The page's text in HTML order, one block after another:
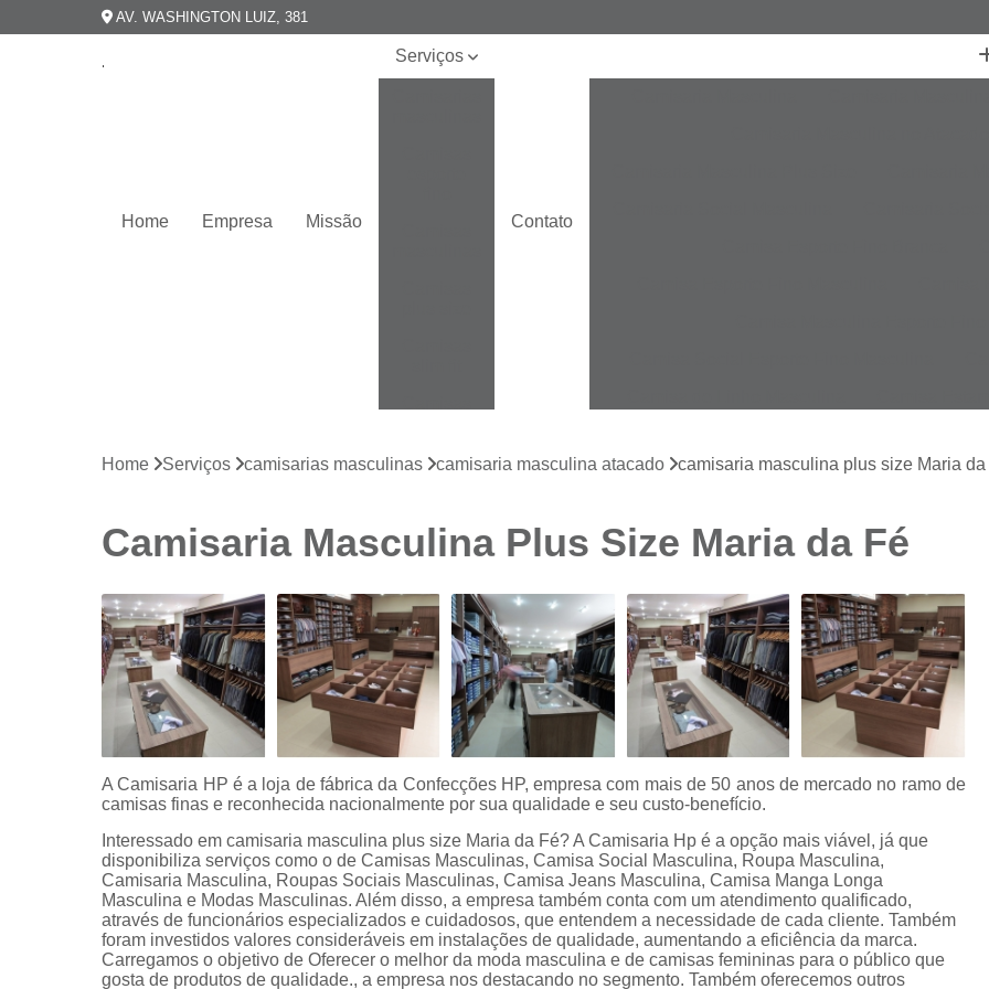
AV. WASHINGTON LUIZ, 381
Home Empresa Missão
Serviços
Camisas
branca
preço
Camisas
sociais
listradas
Camisas
sociais
curta
Camisas
sociais
manga
longa
Camisas
sociais
masculinas
Contato
Camisa Masculina
Camisa Masculina
Camisa Branca Plus Size
Camisa Jeans
Camisa Social Branca Plus Size
Camisa Social Plus Size
Camisa Xadrez Masculina Plus Size
Camisa Masculina Manga Curta Slim Fit
Camisa Social Masculina Slim Fit
Camisa
Camisa Social Slim Fit Masculina
Camisa
Camisa Branca Slim Masculina
Camisa Jeans Slim Masculina
Camisa Masculina Slim Fit Manga
Home Serviços camisarias masculinas camisaria masculina atacado camisaria masculina plus size Maria da
Camisaria Masculina Plus Size Maria da Fé
A Camisaria HP é a loja de fábrica da Confecções HP, empresa com mais de 50 anos de mercado no ramo de
camisas finas e reconhecida nacionalmente por sua qualidade e seu custo-benefício.
Interessado em camisaria masculina plus size Maria da Fé? A Camisaria Hp é a opção mais viável, já que
disponibiliza serviços como o de Camisas Masculinas, Camisa Social Masculina, Roupa Masculina,
Camisaria Masculina, Roupas Sociais Masculinas, Camisa Jeans Masculina, Camisa Manga Longa
Masculina e Modas Masculinas. Além disso, a empresa também conta com um atendimento qualificado,
através de funcionários especializados e cuidadosos, que entendem a necessidade de cada cliente. Também
foram investidos valores consideráveis em instalações de qualidade, aumentando a eficiência da marca.
Carregamos o objetivo de Oferecer o melhor da moda masculina e de camisas femininas para o público que
gosta de produtos de qualidade., a empresa nos destacando no segmento. Também oferecemos outros